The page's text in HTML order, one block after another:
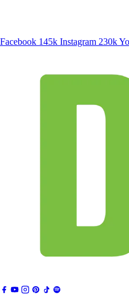
Facebook 145k Instagram 230k